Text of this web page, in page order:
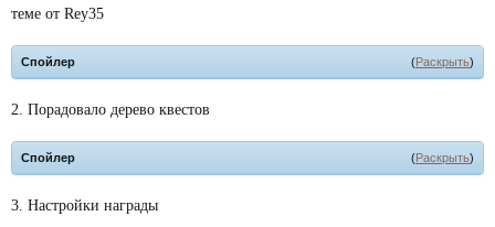
теме от Rey35
(Раскрыть)
Спойлер
2. Порадовало дерево квестов
(Раскрыть)
Спойлер
3. Настройки награды